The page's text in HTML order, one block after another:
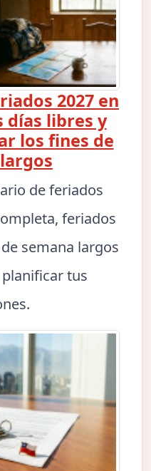
2027 en
días libres y
los fines de
de feriados
feriados
semana largos
tus